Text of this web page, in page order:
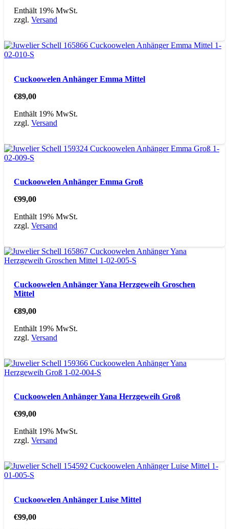
Enthält 19% MwSt.
zzgl.Versand
Cuckoowelen Anhänger Emma Mittel
€89,00
Enthält 19% MwSt.
zzgl.Versand
Cuckoowelen Anhänger Emma Groß
€99,00
Enthält 19% MwSt.
zzgl.Versand
Cuckoowelen Anhänger Yana Herzgeweih Groschen
Mittel
€89,00
Enthält 19% MwSt.
zzgl.Versand
Cuckoowelen Anhänger Yana Herzgeweih Groß
€99,00
Enthält 19% MwSt.
zzgl.Versand
Cuckoowelen Anhänger Luise Mittel
€99,00